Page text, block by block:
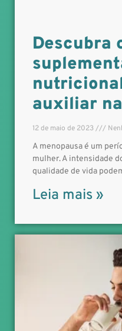
Descubra
auxiliar
12 de maio de 2023
A menopausa é um
mulher. A intensidade
qualidade de vida
Leia mais »